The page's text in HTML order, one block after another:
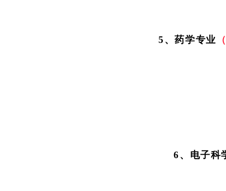
5、药学专业
6、电子科